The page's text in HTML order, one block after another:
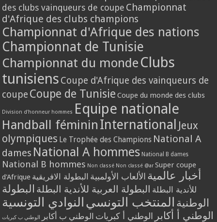
des clubs vainqueurs de coupe Championnat
d'Afrique des clubs champions
Championnat d'Afrique des nations
Championnat de Tunisie
Championnat du monde Clubs
tunisiens Coupe d'Afrique des vainqueurs de
coupe Coupe de Tunisie Coupe du monde des clubs
Division d'honneur hommes Equipe nationale
Handball féminin International Jeux
olympiques Le Trophée des Champions National A
dames National A hommes National B dames
National B hommes Non classé Non classé @ar Super coupe
d'Afrique
أخبار عالمية الألعاب الأولمبية البطولة الافريقية
للأندية البطلة البطولة العربية للأندية البطلة البطولة
الوطنية المنتخب التونسي النوادي التونسية
الوطني أ أكابر الوطني أ كبريات الوطني ب أكابر الوطني ب كبريات